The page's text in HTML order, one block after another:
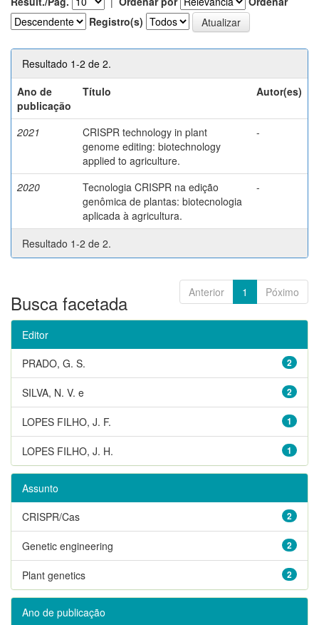
Registro(s)
Resultado 1-2 de 2.
Ano de
publicação
Título Autor(es)
2021
CRISPR technology in plant
genome editing: biotechnology
applied to agriculture.
-
2020
Tecnologia CRISPR na edição
genômica de plantas: biotecnologia
aplicada à agricultura.
-
Resultado 1-2 de 2.
Anterior 1 Póximo
Busca facetada
Editor
2
PRADO, G. S.
2
SILVA, N. V. e
1
LOPES FILHO, J. F.
1
LOPES FILHO, J. H.
Assunto
2
CRISPR/Cas
2
Genetic engineering
2
Plant genetics
Ano de publicação